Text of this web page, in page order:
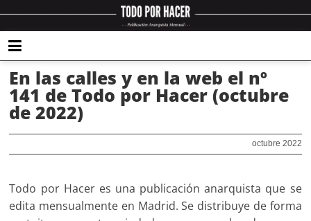
En las calles y en la web el nº
141 de Todo por Hacer (octubre
de 2022)
octubre 2022
Todo por Hacer es una publicación anarquista que se
edita mensualmente en Madrid. Se distribuye de forma